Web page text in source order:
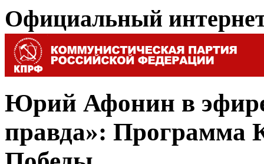
Официальный
Юрий Афонин в
правда»: Программа